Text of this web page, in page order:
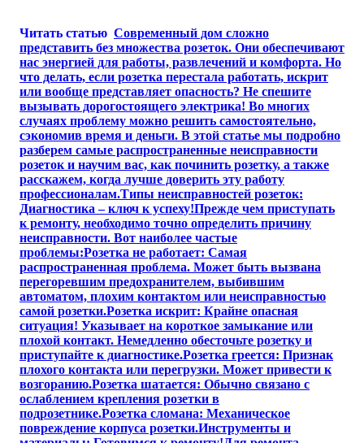
Читать статью Современный дом сложно
представить без множества розеток. Они обеспечивают
нас энергией для работы, развлечений и комфорта. Но
что делать, если розетка перестала работать, искрит
или вообще представляет опасность? Не спешите
вызывать дорогостоящего электрика! Во многих
случаях проблему можно решить самостоятельно,
сэкономив время и деньги. В этой статье мы подробно
разберем самые распространенные неисправности
розеток и научим вас, как починить розетку, а также
расскажем, когда лучше доверить эту работу
профессионалам.Типы неисправностей розеток:
Диагностика – ключ к успеху!Прежде чем приступать
к ремонту, необходимо точно определить причину
неисправности. Вот наиболее частые
проблемы:Розетка не работает: Самая
распространенная проблема. Может быть вызвана
перегоревшим предохранителем, выбившим
автоматом, плохим контактом или неисправностью
самой розетки.Розетка искрит: Крайне опасная
ситуация! Указывает на короткое замыкание или
плохой контакт. Немедленно обесточьте розетку и
приступайте к диагностике.Розетка греется: Признак
плохого контакта или перегрузки. Может привести к
возгоранию.Розетка шатается: Обычно связано с
ослаблением крепления розетки в
подрозетнике.Розетка сломана: Механическое
повреждение корпуса розетки.Инструменты и